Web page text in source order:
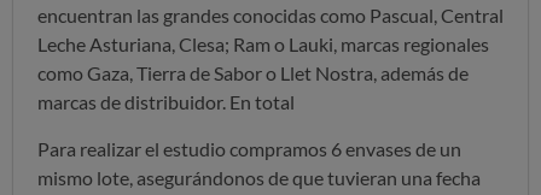
encuentran las grandes conocidas como Pascual, Central
Leche Asturiana, Clesa; Ram o Lauki, marcas regionales
como Gaza, Tierra de Sabor o Llet Nostra, además de
marcas de distribuidor. En total
Para realizar el estudio compramos 6 envases de un
mismo lote, asegurándonos de que tuvieran una fecha